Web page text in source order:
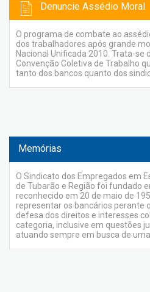
Denuncie Assédio Moral
O programa de combate ao
dos trabalhadores após grande
Nacional Unificada 2010. Trata-se
Convenção Coletiva de Trabalho
tanto dos bancos quanto dos
Memórias
O Sindicato dos Empregados em
de Tubarão e Região foi fundado
reconhecido em 20 de maio de
representar os bancários perante
defesa dos direitos e interesses
categoria, inclusive em questões
atuando sempre em busca de